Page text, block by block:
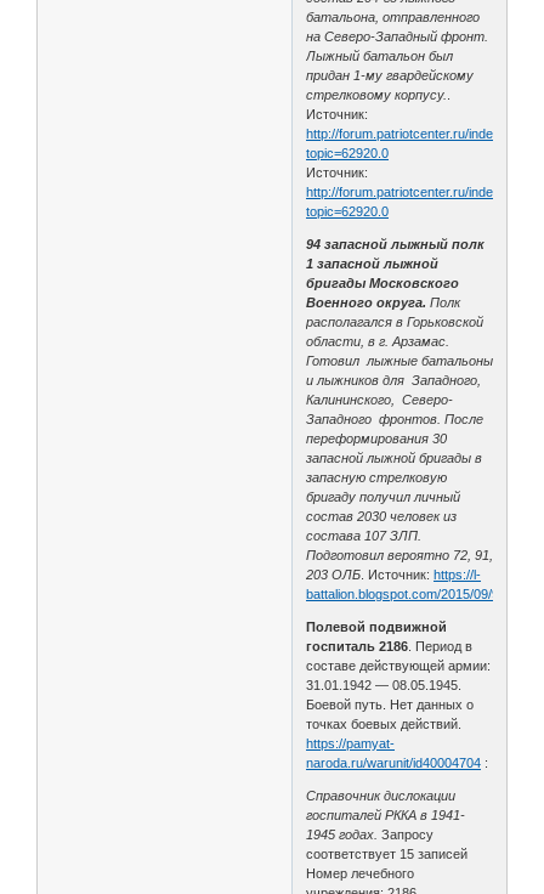
батальона, отправленного
на Северо-Западный фронт.
Лыжный батальон был
придан 1-му гвардейскому
стрелковому корпусу.
Источник:
http://forum.patriotcenter.ru/index.php?
topic=62920.0
Источник:
http://forum.patriotcenter.ru/index.php?
topic=62920.0
94 запасной лыжный полк
1 запасной лыжной
бригады Московского
Военного округа. Полк
располагался в Горьковской
области, в г. Арзамас.
Готовил лыжные батальоны
и лыжников для Западного,
Калининского, Северо-
Западного фронтов. После
переформирования 30
запасной лыжной бригады в
запасную стрелковую
бригаду получил личный
состав 2030 человек из
состава 107 ЗЛП.
Подготовил вероятно 72, 91,
203 ОЛБ . Источник:https://l-
battalion.blogspot.com/2015/09/94.html
Полевой подвижной
госпиталь 2186 . Период в
составе действующей армии:
31.01.1942 — 08.05.1945.
Боевой путь. Нет данных о
точках боевых действий.
https://pamyat-
naroda.ru/warunit/id40004704 :
Справочник дислокации
госпиталей РККА в 1941-
1945 годах. Запросу
соответствует 15 записей
Номер лечебного